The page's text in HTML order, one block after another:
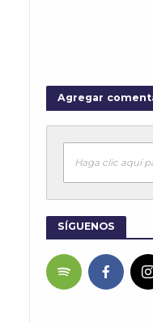
Agregar
Haga clic aquí
SÍGUENOS